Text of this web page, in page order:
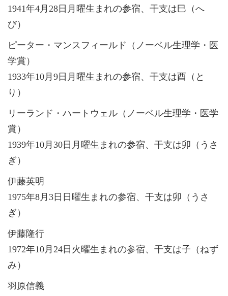
1941年4月28日月曜生まれの参宿、干支は巳（へ
び）
ピーター・マンスフィールド（ノーベル生理学・医
学賞）
1933年10月9日月曜生まれの参宿、干支は酉（と
り）
リーランド・ハートウェル（ノーベル生理学・医学
賞）
1939年10月30日月曜生まれの参宿、干支は卯（うさ
ぎ）
伊藤英明
1975年8月3日日曜生まれの参宿、干支は卯（うさ
ぎ）
伊藤隆行
1972年10月24日火曜生まれの参宿、干支は子（ねず
み）
羽原信義